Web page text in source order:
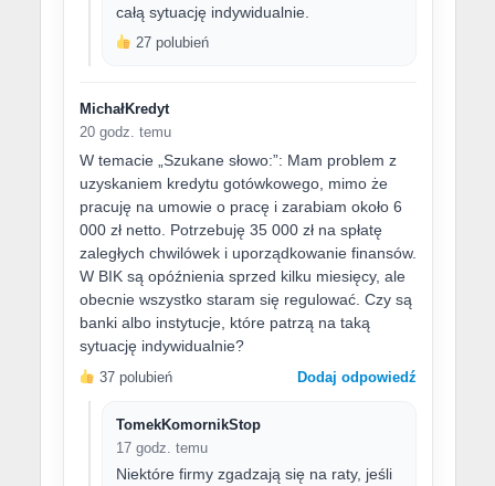
całą sytuację indywidualnie.
27 polubień
MichałKredyt
20 godz. temu
W temacie „Szukane słowo:”: Mam problem z
uzyskaniem kredytu gotówkowego, mimo że
pracuję na umowie o pracę i zarabiam około 6
000 zł netto. Potrzebuję 35 000 zł na spłatę
zaległych chwilówek i uporządkowanie finansów.
W BIK są opóźnienia sprzed kilku miesięcy, ale
obecnie wszystko staram się regulować. Czy są
banki albo instytucje, które patrzą na taką
sytuację indywidualnie?
37 polubień Dodaj odpowiedź
TomekKomornikStop
17 godz. temu
Niektóre firmy zgadzają się na raty, jeśli